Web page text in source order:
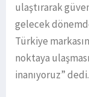
ulaştırarak
gelecek
Türkiye
noktaya
inanıyoruz” dedi.